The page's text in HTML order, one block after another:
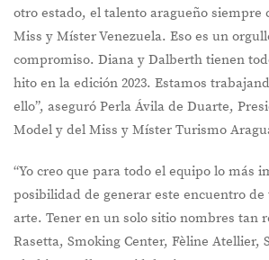
otro estado, el talento aragueño siempre
Miss y Míster Venezuela. Eso es un
compromiso. Diana y Dalberth tienen
hito en la edición 2023. Estamos
ello”, aseguró Perla Ávila de Duarte,
Model y del Miss y Míster Turismo
“Yo creo que para todo el equipo lo más
posibilidad de generar este encuentro
arte. Tener en un solo sitio nombres tan
Rasetta, Smoking Center, Fèline Atellier,